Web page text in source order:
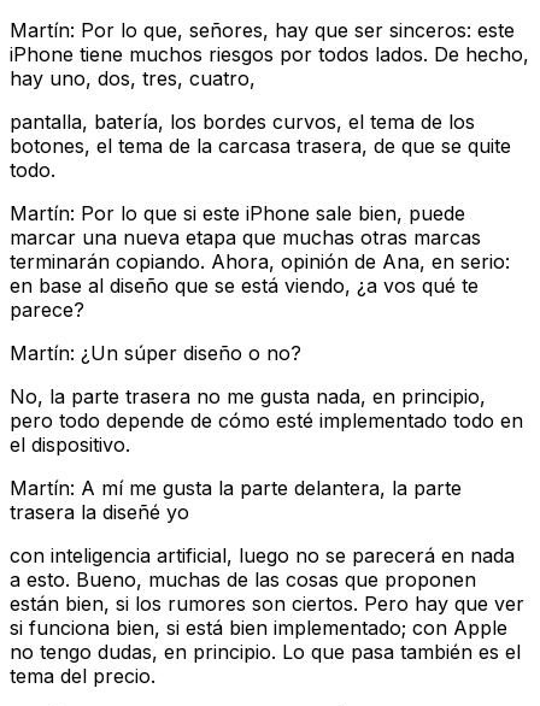
Martín: Por lo que, señores, hay que ser sinceros: este
iPhone tiene muchos riesgos por todos lados. De hecho,
hay uno, dos, tres, cuatro,
pantalla, batería, los bordes curvos, el tema de los
botones, el tema de la carcasa trasera, de que se quite
todo.
Martín: Por lo que si este iPhone sale bien, puede
marcar una nueva etapa que muchas otras marcas
terminarán copiando. Ahora, opinión de Ana, en serio:
en base al diseño que se está viendo, ¿a vos qué te
parece?
Martín: ¿Un súper diseño o no?
No, la parte trasera no me gusta nada, en principio,
pero todo depende de cómo esté implementado todo en
el dispositivo.
Martín: A mí me gusta la parte delantera, la parte
trasera la diseñé yo
con inteligencia artificial, luego no se parecerá en nada
a esto. Bueno, muchas de las cosas que proponen
están bien, si los rumores son ciertos. Pero hay que ver
si funciona bien, si está bien implementado; con Apple
no tengo dudas, en principio. Lo que pasa también es el
tema del precio.